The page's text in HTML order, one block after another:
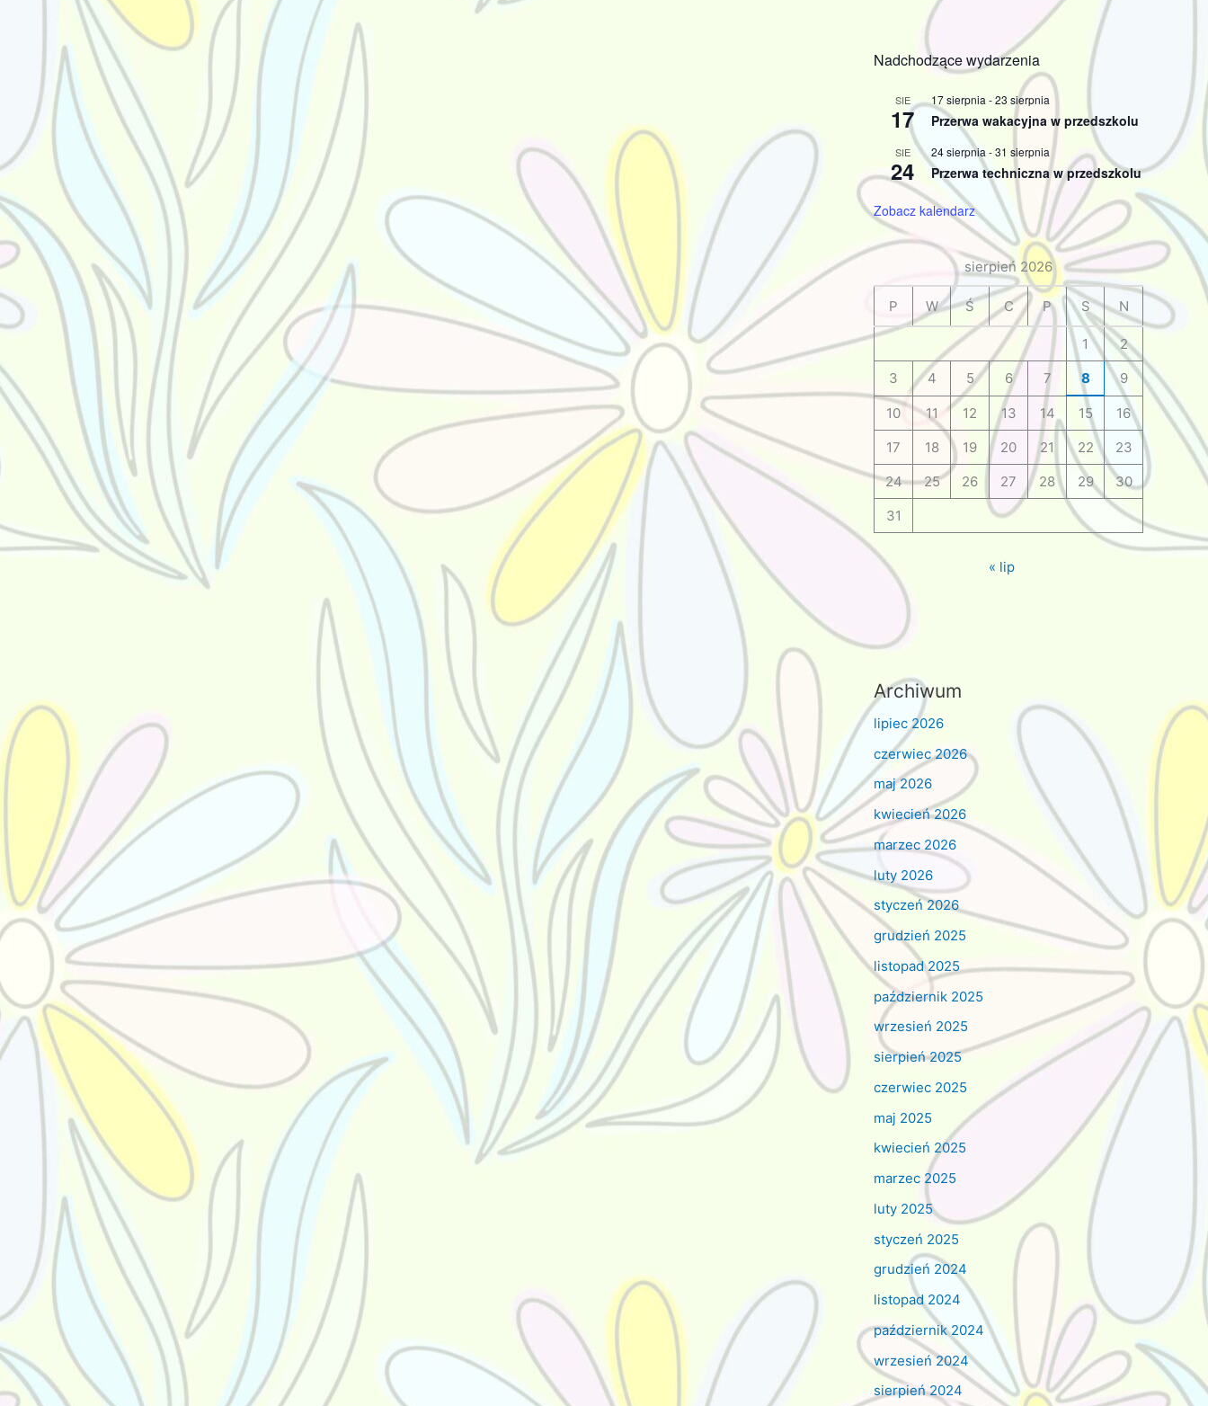
Nadchodzące wydarzenia
SIE
17
17 sierpnia -23 sierpnia
Przerwa wakacyjna w przedszkolu
SIE
24
24 sierpnia -31 sierpnia
Przerwa techniczna w przedszkolu
Zobacz kalendarz
sierpień 2026
P W Ś C P S N
1
2
3
4 5 6 7 8 9
10 11 12 13 14 15
16
17
18 19 20 21 22
23
24
25 26 27 28 29
30
31
« lip
Archiwum
lipiec 2026
czerwiec 2026
maj 2026
kwiecień 2026
marzec 2026
luty 2026
styczeń 2026
grudzień 2025
listopad 2025
październik 2025
wrzesień 2025
sierpień 2025
czerwiec 2025
maj 2025
kwiecień 2025
marzec 2025
luty 2025
styczeń 2025
grudzień 2024
listopad 2024
październik 2024
wrzesień 2024
sierpień 2024